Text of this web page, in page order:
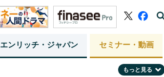
エンリッチ・ジャパン セミナー・動画
もっと見る